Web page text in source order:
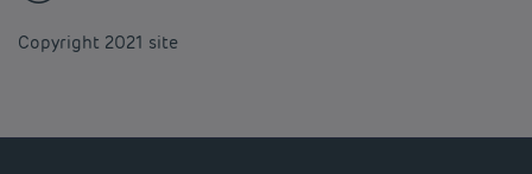
Copyright 2021 site